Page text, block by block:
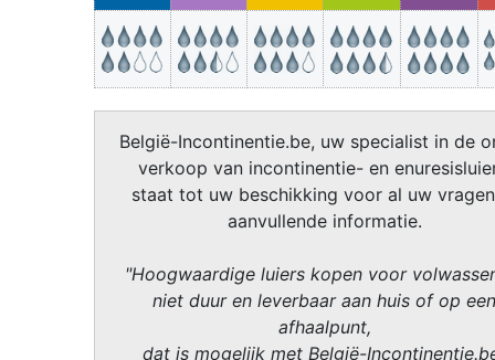
België-Incontinentie.be, uw specialist in de
verkoop van incontinentie- en
staat tot uw beschikking voor al uw
aanvullende informatie.
"Hoogwaardige luiers kopen voor
niet duur en leverbaar aan huis of op een
afhaalpunt,
dat is mogelijk met België-